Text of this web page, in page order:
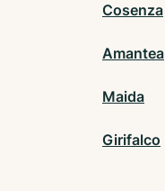
Cosenza
Amantea
Maida
Girifalco